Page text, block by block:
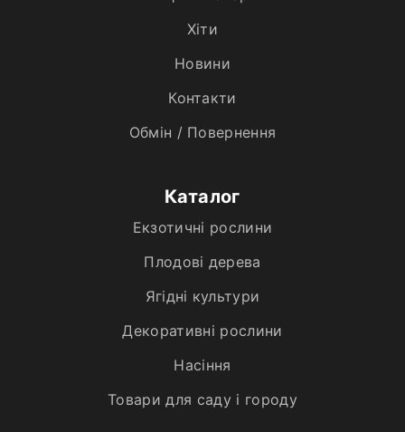
Хiти
Новини
Контакти
Обмін / Повернення
Каталог
Екзотичні рослини
Плодові дерева
Ягідні культури
Декоративні рослини
Насіння
Товари для саду і городу